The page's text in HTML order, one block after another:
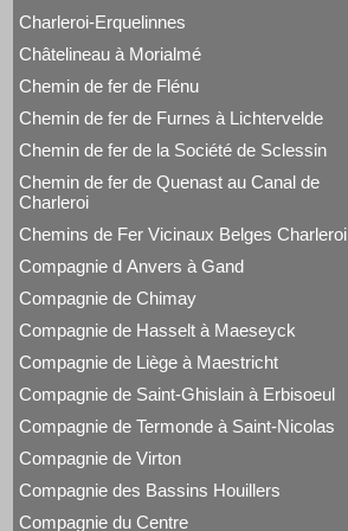
Série 73
Série 82
Class 66
DE 18
Série 27
Série 77
Tout Charleroi à Louvain
23 à 25
50 à 53
60 à 61
62 à 63
94 à 95
Charleroi-Erquelinnes
Tout Charleroi-Erquelinnes
David Joy
Saint-Léonard
Varsovie-Vienne
Châtelineau à Morialmé
Tout Châtelineau à Morialmé
42 à 44
Chemin de fer de Flénu
Tout Chemin de fer de Flénu
Chemin de fer de Flénu
Chemin de fer de Furnes à Lichtervelde
Tout Chemin de fer de Furnes à Lichtervelde
Saint-Léonard
Chemin de fer de la Société de Sclessin
Tout Chemin de fer de la Société de Sclessin
Saint-Léonard
Chemin de fer de Quenast au Canal de
Charleroi
Tout Chemin de fer de Quenast au Canal de
Charleroi
Chemin de fer de Quenast au Canal de Charleroi
Chemins de Fer Vicinaux Belges Charleroi
Tout Chemins de Fer Vicinaux Belges Charleroi
Chemins de Fer Vicinaux Belges Charleroi
Compagnie d Anvers à Gand
Tout Compagnie d Anvers à Gand
3H
4H
5H
De Ridder
Compagnie de Chimay
Tout Compagnie de Chimay
1 à 5 (Ravachol)
51-64 (Revolver)
1 à 5
120 T Nord 2.921 à 2.950
671-676 (Viennoises)
701-710 (Engerth)
711-755 (180 unités)
Engerth
G 71
Train-Tramway
Compagnie de Hasselt à Maeseyck
Tout Compagnie de Hasselt à Maeseyck
Compagnie de Hasselt à Maeseyck
Tubize Type 10
Compagnie de Liège à Maestricht
Tout Compagnie de Liège à Maestricht
Compagnie de Liège à Maestricht
Mammouth Nord-Belge
Train-Tramway
Type 28 EB
Compagnie de Saint-Ghislain à Erbisoeul
Tout Compagnie de Saint-Ghislain à Erbisoeul
Marchandises
Voyageurs
Compagnie de Termonde à Saint-Nicolas
Tout Compagnie de Termonde à Saint-Nicolas
Cockerill
Compagnie de Termonde à Saint-Nicolas
Fox, Walker & Co
Compagnie de Virton
Tout Compagnie de Virton
Compagnie de Virton
Compagnie des Bassins Houillers
Compagnie du Centre